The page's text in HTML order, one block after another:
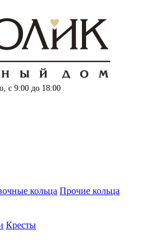
с 9:00 до 18:00
кольца Прочие кольца
Кресты